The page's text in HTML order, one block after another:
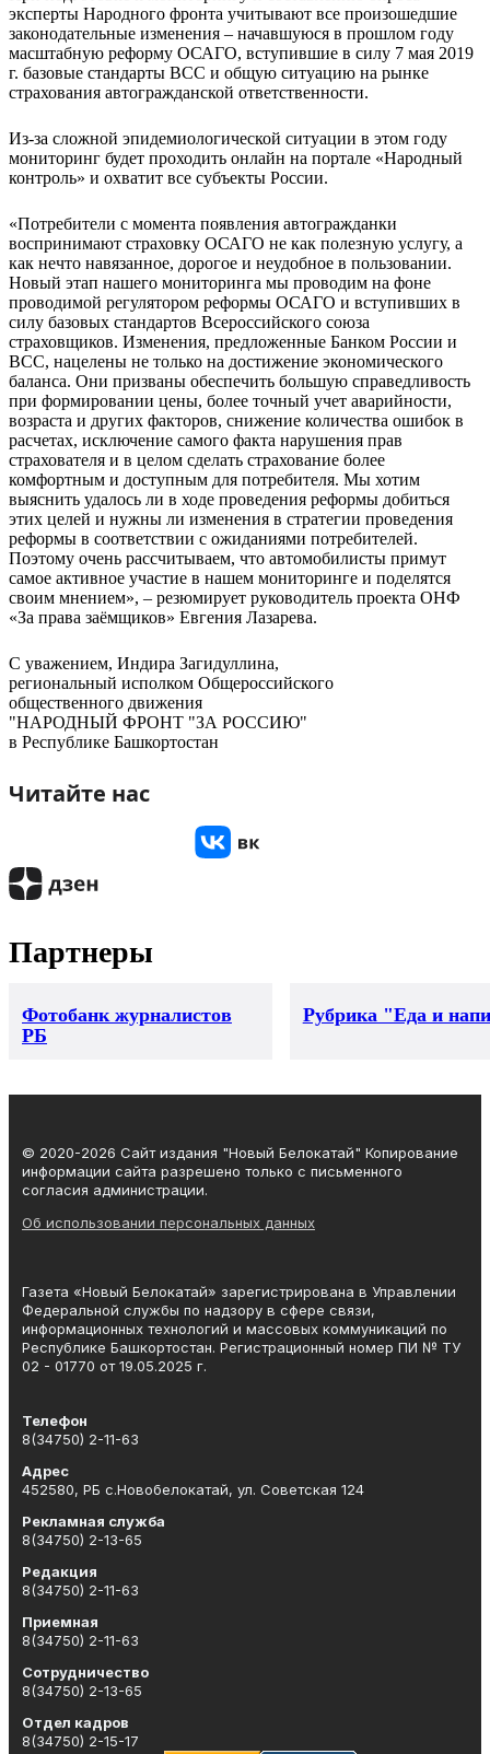
эксперты Народного фронта учитывают все произошедшие
законодательные изменения – начавшуюся в прошлом году
масштабную реформу ОСАГО, вступившие в силу 7 мая 2019
г. базовые стандарты ВСС и общую ситуацию на рынке
страхования автогражданской ответственности.
Из-за сложной эпидемиологической ситуации в этом году
мониторинг будет проходить онлайн на портале «Народный
контроль» и охватит все субъекты России.
«Потребители с момента появления автогражданки
воспринимают страховку ОСАГО не как полезную услугу, а
как нечто навязанное, дорогое и неудобное в пользовании.
Новый этап нашего мониторинга мы проводим на фоне
проводимой регулятором реформы ОСАГО и вступивших в
силу базовых стандартов Всероссийского союза
страховщиков. Изменения, предложенные Банком России и
ВСС, нацелены не только на достижение экономического
баланса. Они призваны обеспечить большую справедливость
при формировании цены, более точный учет аварийности,
возраста и других факторов, снижение количества ошибок в
расчетах, исключение самого факта нарушения прав
страхователя и в целом сделать страхование более
комфортным и доступным для потребителя. Мы хотим
выяснить удалось ли в ходе проведения реформы добиться
этих целей и нужны ли изменения в стратегии проведения
реформы в соответствии с ожиданиями потребителей.
Поэтому очень рассчитываем, что автомобилисты примут
самое активное участие в нашем мониторинге и поделятся
своим мнением», – резюмирует руководитель проекта ОНФ
«За права заёмщиков» Евгения Лазарева.
С уважением, Индира Загидуллина,
региональный исполком Общероссийского
общественного движения
"НАРОДНЫЙ ФРОНТ "ЗА РОССИЮ"
в Республике Башкортостан
Читайте нас
Партнеры
Фотобанк журналистов
РБ
Рубрика "Еда и
© 2020-2026 Сайт издания "Новый Белокатай" Копирование
информации сайта разрешено только с письменного
согласия администрации.
Об использовании персональных данных
Газета «Новый Белокатай» зарегистрирована в Управлении
Федеральной службы по надзору в сфере связи,
информационных технологий и массовых коммуникаций по
Республике Башкортостан. Регистрационный номер ПИ № ТУ
02 - 01770 от 19.05.2025 г.
Телефон
8(34750) 2-11-63
Адрес
452580, РБ с.Новобелокатай, ул. Советская 124
Рекламная служба
8(34750) 2-13-65
Редакция
8(34750) 2-11-63
Приемная
8(34750) 2-11-63
Сотрудничество
8(34750) 2-13-65
Отдел кадров
8(34750) 2-15-17